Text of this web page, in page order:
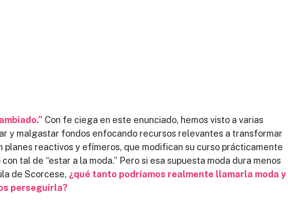
Con fe ciega en este enunciado, hemos visto a varias
y malgastar fondos enfocando recursos relevantes a transformar
planes reactivos y efímeros, que modifican su curso prácticamente
tal de “estar a la moda.” Pero si esa supuesta moda dura menos
de Scorcese, ¿qué tanto podríamos realmente llamarla moda y
perseguirla?